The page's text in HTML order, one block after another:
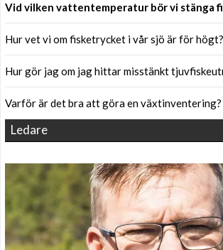
Vid vilken vattentemperatur bör vi stänga
Hur vet vi om fisketrycket i vår sjö är för högt?
Hur gör jag om jag hittar misstänkt
Varför är det bra att göra en växtinventering?
Ledare